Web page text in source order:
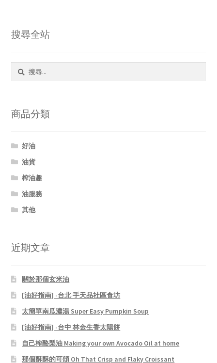
搜尋全站
字:
商品分類
好油
油貨
榨油趣
油服務
其他
近期文章
關於那個玄米油
[油好指南] -台北 手天品社區食坊
太簡單南瓜濃湯 Super Easy Pumpkin Soup
[油好指南] -台中 林金生香太陽餅
自己榨酪梨油 Making your own Avocado Oil at home
那個酥酥的可頌 Oh That Crisp and Flaky Croissant